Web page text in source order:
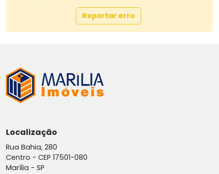
Reportar erro
Localização
Rua Bahia, 280
Centro - CEP 17501-080
Marília - SP